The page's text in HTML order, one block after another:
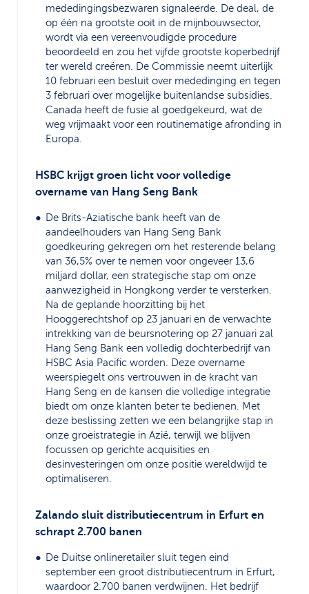
mededingingsbezwaren signaleerde. De deal, de
op één na grootste ooit in de mijnbouwsector,
wordt via een vereenvoudigde procedure
beoordeeld en zou het vijfde grootste koperbedrijf
ter wereld creëren. De Commissie neemt uiterlijk
10 februari een besluit over mededinging en tegen
3 februari over mogelijke buitenlandse subsidies.
Canada heeft de fusie al goedgekeurd, wat de
weg vrijmaakt voor een routinematige afronding in
Europa.
HSBC krijgt groen licht voor volledige
overname van Hang Seng Bank
De Brits-Aziatische bank heeft van de
aandeelhouders van Hang Seng Bank
goedkeuring gekregen om het resterende belang
van 36,5% over te nemen voor ongeveer 13,6
miljard dollar, een strategische stap om onze
aanwezigheid in Hongkong verder te versterken.
Na de geplande hoorzitting bij het
Hooggerechtshof op 23 januari en de verwachte
intrekking van de beursnotering op 27 januari zal
Hang Seng Bank een volledig dochterbedrijf van
HSBC Asia Pacific worden. Deze overname
weerspiegelt ons vertrouwen in de kracht van
Hang Seng en de kansen die volledige integratie
biedt om onze klanten beter te bedienen. Met
deze beslissing zetten we een belangrijke stap in
onze groeistrategie in Azië, terwijl we blijven
focussen op gerichte acquisities en
desinvesteringen om onze positie wereldwijd te
optimaliseren.
Zalando sluit distributiecentrum in Erfurt en
schrapt 2.700 banen
De Duitse onlineretailer sluit tegen eind
september een groot distributiecentrum in Erfurt,
waardoor 2.700 banen verdwijnen. Het bedrijf